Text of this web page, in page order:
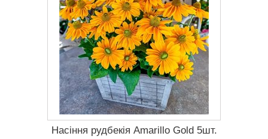
Насіння рудбекія Amarillo Gold 5шт.